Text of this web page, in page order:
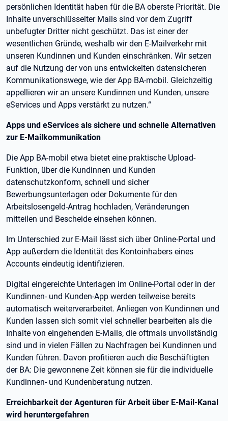
persönlichen Identität haben für die BA oberste Priorität. Die
Inhalte unverschlüsselter Mails sind vor dem Zugriff
unbefugter Dritter nicht geschützt. Das ist einer der
wesentlichen Gründe, weshalb wir den E-Mailverkehr mit
unseren Kundinnen und Kunden einschränken. Wir setzen
auf die Nutzung der von uns entwickelten datensicheren
Kommunikationswege, wie der App BA-mobil. Gleichzeitig
appellieren wir an unsere Kundinnen und Kunden, unsere
eServices und Apps verstärkt zu nutzen.“
Apps und eServices als sichere und schnelle Alternativen
zur E-Mailkommunikation
Die App BA-mobil etwa bietet eine praktische Upload-
Funktion, über die Kundinnen und Kunden
datenschutzkonform, schnell und sicher
Bewerbungsunterlagen oder Dokumente für den
Arbeitslosengeld-Antrag hochladen, Veränderungen
mitteilen und Bescheide einsehen können.
Im Unterschied zur E-Mail lässt sich über Online-Portal und
App außerdem die Identität des Kontoinhabers eines
Accounts eindeutig identifizieren.
Digital eingereichte Unterlagen im Online-Portal oder in der
Kundinnen- und Kunden-App werden teilweise bereits
automatisch weiterverarbeitet. Anliegen von Kundinnen und
Kunden lassen sich somit viel schneller bearbeiten als die
Inhalte von eingehenden E-Mails, die oftmals unvollständig
sind und in vielen Fällen zu Nachfragen bei Kundinnen und
Kunden führen. Davon profitieren auch die Beschäftigten
der BA: Die gewonnene Zeit können sie für die individuelle
Kundinnen- und Kundenberatung nutzen.
Erreichbarkeit der Agenturen für Arbeit über E-Mail-Kanal
wird heruntergefahren